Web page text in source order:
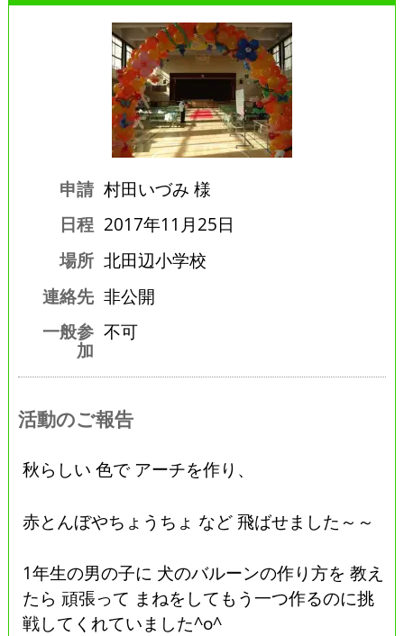
申請 村田いづみ 様
日程 2017年11月25日
場所 北田辺小学校
連絡先 非公開
一般参
加
不可
活動のご報告
秋らしい 色で アーチを作り、
赤とんぼやちょうちょ など 飛ばせました～～
1年生の男の子に 犬のバルーンの作り方を 教え
たら 頑張って まねをしてもう一つ作るのに挑
戦してくれていました^o^